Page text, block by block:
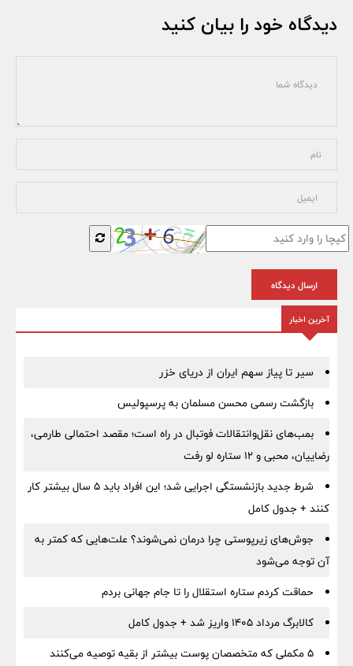
دیدگاه خود را بیان کنید
ارسال دیدگاه
آخرین اخبار
سیر تا پیاز سهم ایران از دریای خزر
بازگشت رسمی محسن مسلمان به پرسپولیس
بمب‌های نقل‌وانتقالات فوتبال در راه است؛ مقصد احتمالی طارمی،
رضاییان، محبی و ۱۲ ستاره لو رفت
شرط جدید بازنشستگی اجرایی شد؛ این افراد باید ۵ سال بیشتر کار
کنند + جدول کامل
جوش‌های زیرپوستی چرا درمان نمی‌شوند؟ علت‌هایی که کمتر به
آن توجه می‌شود
حماقت کردم ستاره استقلال را تا جام جهانی بردم
کالابرگ مرداد ۱۴۰۵ واریز شد + جدول کامل
۵ مکملی که متخصصان پوست بیشتر از بقیه توصیه می‌کنند